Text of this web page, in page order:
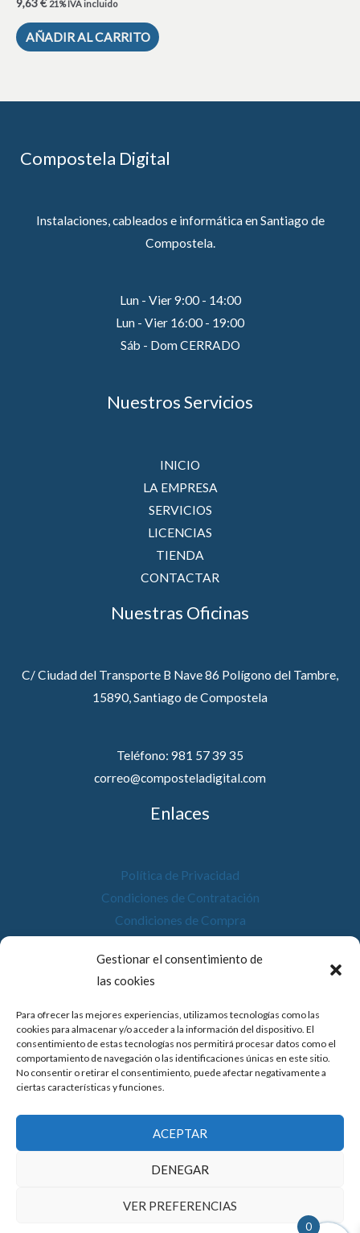
Gestionar el consentimiento de
las cookies
Para ofrecer las mejores experiencias, utilizamos tecnologías como las
cookies para almacenar y/o acceder a la información del dispositivo. El
consentimiento de estas tecnologías nos permitirá procesar datos como el
comportamiento de navegación o las identificaciones únicas en este sitio.
No consentir o retirar el consentimiento, puede afectar negativamente a
ciertas características y funciones.
ACEPTAR
DENEGAR
VER PREFERENCIAS
9,63€ 21% IVA incluido
AÑADIR AL CARRITO
Compostela Digital
Instalaciones, cableados e informática en Santiago de
Compostela.
Lun - Vier 9:00 - 14:00
Lun - Vier 16:00 - 19:00
Sáb - Dom CERRADO
Nuestros Servicios
INICIO
LA EMPRESA
SERVICIOS
LICENCIAS
TIENDA
CONTACTAR
Nuestras Oficinas
C/ Ciudad del Transporte B Nave 86 Polígono del Tambre,
15890, Santiago de Compostela
Teléfono: 981 57 39 35
correo@composteladigital.com
Enlaces
Política de Privacidad
Condiciones de Contratación
Condiciones de Compra
Política de Cookies
Accesibilidad
© 2026 Compostela Digital
Financiado por la Unión Europea con el programa de Kit
Digital por los fondos Next Generation (EU) del
0